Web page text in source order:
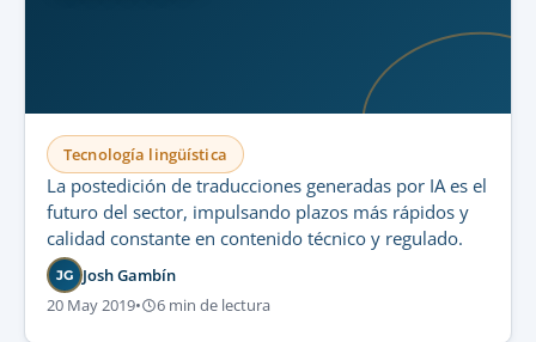
Tecnología lingüística
La postedición de traducciones generadas por IA es el
futuro del sector, impulsando plazos más rápidos y
calidad constante en contenido técnico y regulado.
JG Josh Gambín
20 May 2019• 6 min de lectura